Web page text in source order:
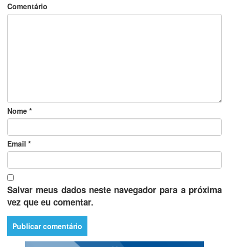
Comentário
Nome *
Email *
Salvar meus dados neste navegador para a próxima
vez que eu comentar.